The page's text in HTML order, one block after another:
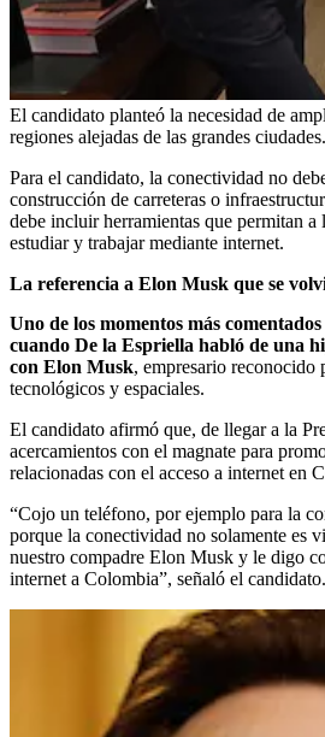
El candidato planteó la necesidad de
regiones alejadas de las grandes ciudades.
Para el candidato, la conectividad no
construcción de carreteras o
debe incluir herramientas que permitan a
estudiar y trabajar mediante internet.
La referencia a Elon Musk que se
Uno de los momentos más
cuando De la Espriella habló de una
con Elon Musk, empresario reconocido
tecnológicos y espaciales.
El candidato afirmó que, de llegar a la
acercamientos con el magnate para
relacionadas con el acceso a internet en
“Cojo un teléfono, por ejemplo para la
porque la conectividad no solamente es
nuestro compadre Elon Musk y le digo
internet a Colombia”, señaló el candidato.